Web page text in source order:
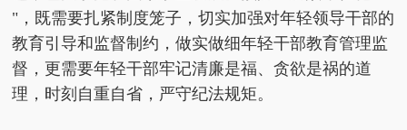
"，既需要扎紧制度笼子，切实加强对年轻领导干部的
教育引导和监督制约，做实做细年轻干部教育管理监
督，更需要年轻干部牢记清廉是福、贪欲是祸的道
理，时刻自重自省，严守纪法规矩。